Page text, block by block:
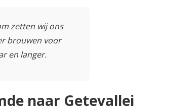
zetten wij ons
brouwen voor
en langer.
naar Getevallei